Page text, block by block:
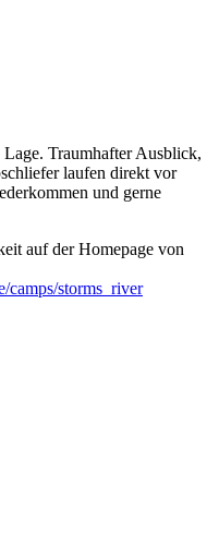
Traumhafter Ausblick,
laufen direkt vor
und gerne
auf der Homepage von
camps/storms_river